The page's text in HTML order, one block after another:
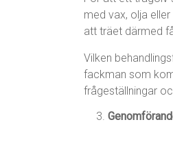
med vax, olja
att träet därmed
Vilken
fackman som
frågeställningar